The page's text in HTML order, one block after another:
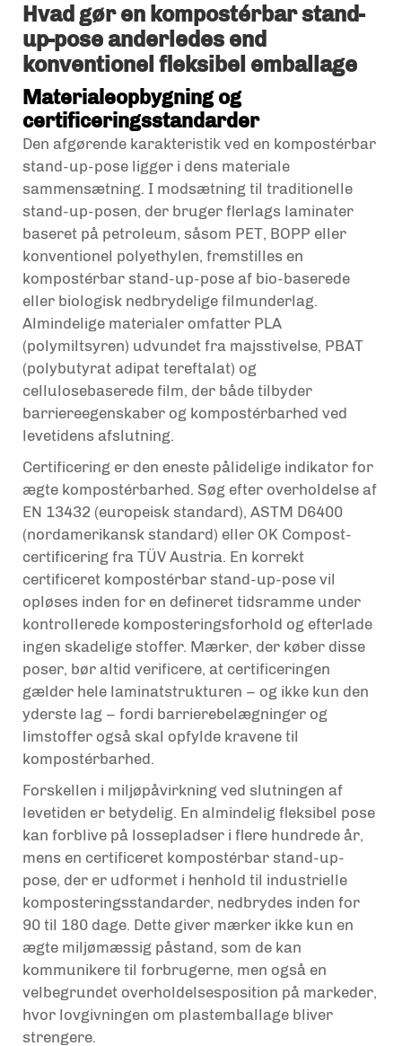
Hvad gør en kompostérbar stand-
up-pose anderledes end
konventionel fleksibel emballage
Materialeopbygning og
certificeringsstandarder
Den afgørende karakteristik ved en kompostérbar
stand-up-pose ligger i dens materiale
sammensætning. I modsætning til traditionelle
stand-up-posen, der bruger flerlags laminater
baseret på petroleum, såsom PET, BOPP eller
konventionel polyethylen, fremstilles en
kompostérbar stand-up-pose af bio-baserede
eller biologisk nedbrydelige filmunderlag.
Almindelige materialer omfatter PLA
(polymiltsyren) udvundet fra majsstivelse, PBAT
(polybutyrat adipat tereftalat) og
cellulosebaserede film, der både tilbyder
barriereegenskaber og kompostérbarhed ved
levetidens afslutning.
Certificering er den eneste pålidelige indikator for
ægte kompostérbarhed. Søg efter overholdelse af
EN 13432 (europeisk standard), ASTM D6400
(nordamerikansk standard) eller OK Compost-
certificering fra TÜV Austria. En korrekt
certificeret kompostérbar stand-up-pose vil
opløses inden for en defineret tidsramme under
kontrollerede komposteringsforhold og efterlade
ingen skadelige stoffer. Mærker, der køber disse
poser, bør altid verificere, at certificeringen
gælder hele laminatstrukturen – og ikke kun den
yderste lag – fordi barrierebelægninger og
limstoffer også skal opfylde kravene til
kompostérbarhed.
Forskellen i miljøpåvirkning ved slutningen af
levetiden er betydelig. En almindelig fleksibel pose
kan forblive på lossepladser i flere hundrede år,
mens en certificeret kompostérbar stand-up-
pose, der er udformet i henhold til industrielle
komposteringsstandarder, nedbrydes inden for
90 til 180 dage. Dette giver mærker ikke kun en
ægte miljømæssig påstand, som de kan
kommunikere til forbrugerne, men også en
velbegrundet overholdelsesposition på markeder,
hvor lovgivningen om plastemballage bliver
strengere.